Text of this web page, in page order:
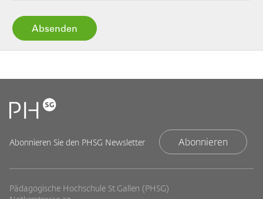
Abonnieren Sie den PHSG Newsletter Abonnieren
Pädagogische Hochschule St.Gallen (PHSG)